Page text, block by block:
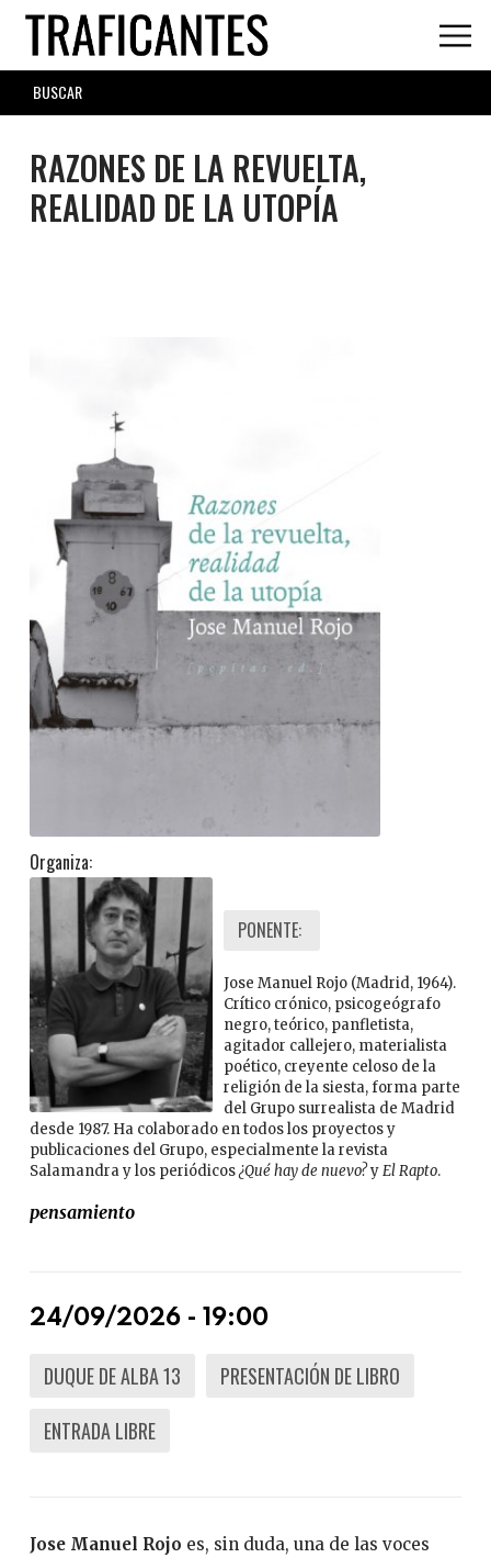
Skip
main
content
SEARCH
FORM
RAZONES DE LA REVUELTA,
REALIDAD DE LA UTOPÍA
Organiza:
PONENTE:
Jose Manuel Rojo (Madrid, 1964).
Crítico crónico, psicogeógrafo
negro, teórico, panfletista,
agitador callejero, materialista
poético, creyente celoso de la
religión de la siesta, forma parte
del Grupo surrealista de Madrid
desde 1987. Ha colaborado en todos los proyectos y
publicaciones del Grupo, especialmente la revista
Salamandra y los periódicos¿Qué hay de nuevo?yEl Rapto.
pensamiento
24/09/2026 - 19:00
DUQUE DE ALBA 13
PRESENTACIÓN DE LIBRO
ENTRADA LIBRE
Jose Manuel Rojo es, sin duda, una de las voces